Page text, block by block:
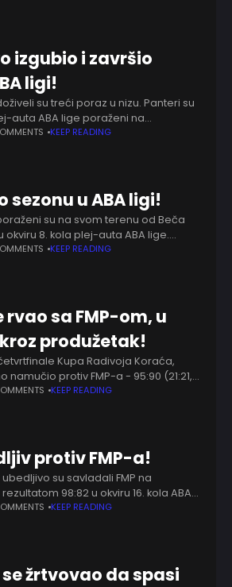
izgubio i završio
ligi!
su treći poraz u nizu. Panteri su
auta ABA lige poraženi na
Ilirije rezultatom 88:82. FMP sada
KEEP READING
sezonu u ABA ligi!
su na svom terenu od Beča
okviru 8. kola plej-auta ABA lige.
šansu da se domognu plej-ina
KEEP READING
rvao sa FMP-om, u
produžetak!
Kupa Radivoja Koraća,
namučio protiv FMP-a - 95:90 (21:21,
Trojka Radosavljevića i prodor
KEEP READING
protiv FMP-a!
su savladali FMP na
98:82 u okviru 16. kola ABA
Golemca ostali su na
KEEP READING
se žrtvovao da spasi